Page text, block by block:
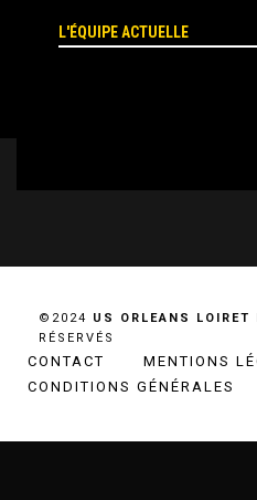
L'ÉQUIPE ACTUELLE
©2024 US ORLEANS LOIRET
RÉSERVÉS
CONTACT
MENTIONS
CONDITIONS GÉNÉRALES